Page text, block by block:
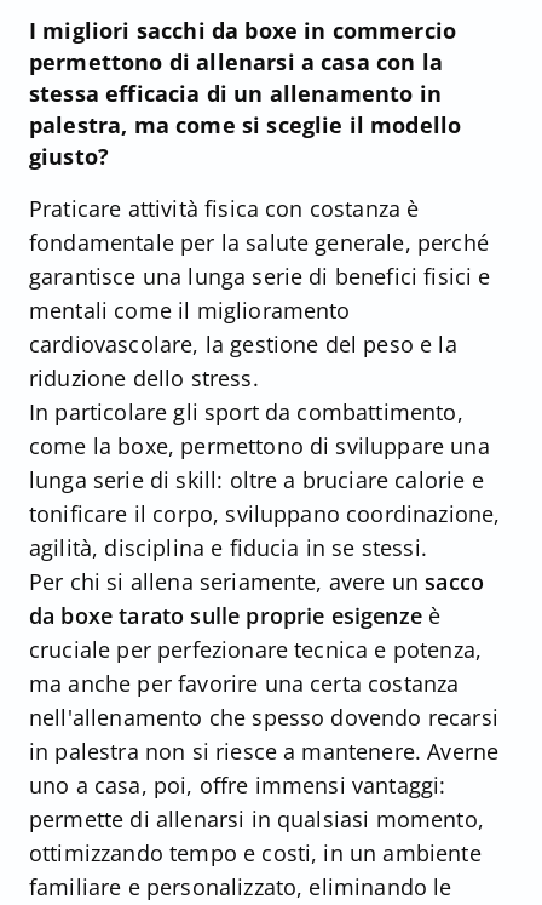
I migliori sacchi da boxe in commercio
permettono di allenarsi a casa con la
stessa efficacia di un allenamento in
palestra, ma come si sceglie il modello
giusto?
Praticare attività fisica con costanza è
fondamentale per la salute generale, perché
garantisce una lunga serie di benefici fisici e
mentali come il miglioramento
cardiovascolare, la gestione del peso e la
riduzione dello stress.
In particolare gli sport da combattimento,
come la boxe, permettono di sviluppare una
lunga serie di skill: oltre a bruciare calorie e
tonificare il corpo, sviluppano coordinazione,
agilità, disciplina e fiducia in se stessi.
Per chi si allena seriamente, avere unsacco
da boxe tarato sulle proprie esigenzeè
cruciale per perfezionare tecnica e potenza,
ma anche per favorire una certa costanza
nell'allenamento che spesso dovendo recarsi
in palestra non si riesce a mantenere. Averne
uno a casa, poi, offre immensi vantaggi:
permette di allenarsi in qualsiasi momento,
ottimizzando tempo e costi, in un ambiente
familiare e personalizzato, eliminando le